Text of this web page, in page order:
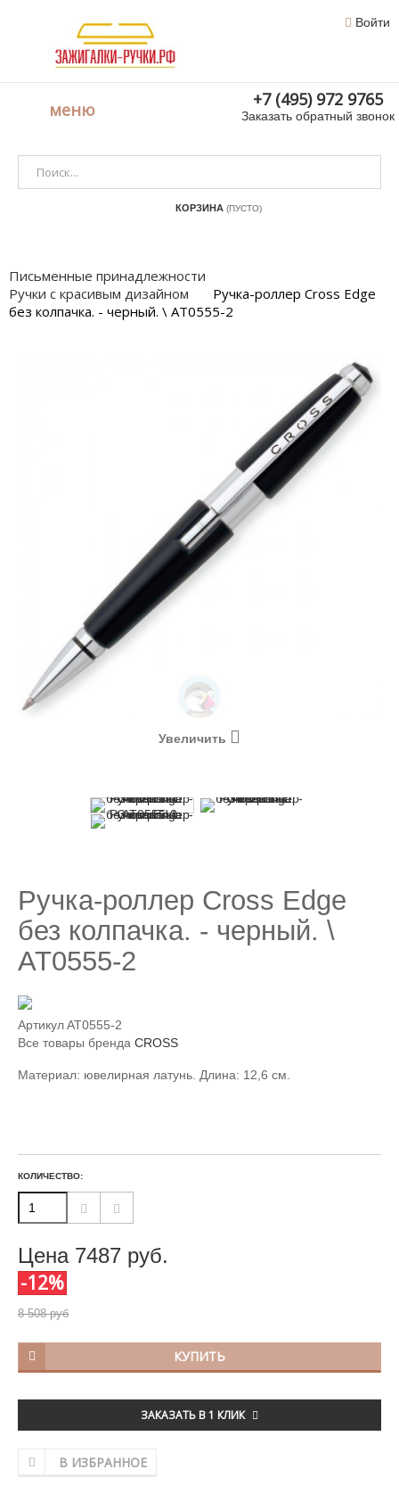
Войти
меню +7 (495) 972 9765
Заказать обратный звонок
КОРЗИНА (ПУСТО)
Письменные принадлежности
Ручки с красивым дизайном
Ручка-роллер Cross Edge
без колпачка. - черный. \ AT0555-2
Увеличить
Ручка-роллер Cross Edge
без колпачка. - черный. \
AT0555-2
АртикулAT0555-2
Все товары бренда CROSS
Материал: ювелирная латунь. Длина: 12,6 см.
КОЛИЧЕСТВО:
Цена 7487 руб.
-12%
8 508 руб
КУПИТЬ
ЗАКАЗАТЬ В 1 КЛИК
В ИЗБРАННОЕ